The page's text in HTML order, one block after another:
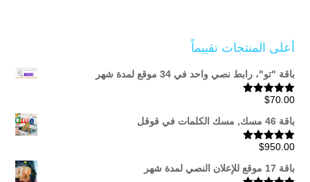
أعلى المنتجات تقييماً
باقة "تو"، رابط نصي واحد في 34 موقع لمدة شهر
تم التقييم
$70.00
باقة 46 مسك, مسك الكلمات في قوقل
تم التقييم
$950.00
باقة 17 موقع للإعلان النصي لمدة شهر